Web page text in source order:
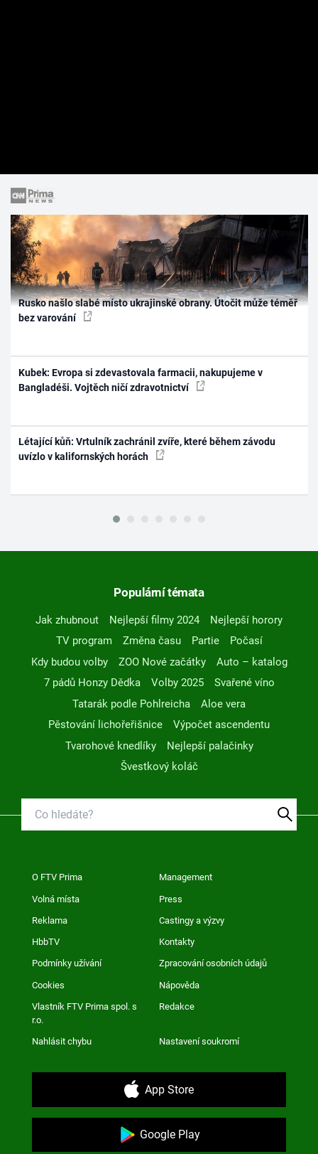
Rusko našlo slabé místo ukrajinské obrany. Útočit může téměř
bez varování
Kubek: Evropa si zdevastovala farmacii, nakupujeme v
Bangladéši. Vojtěch ničí zdravotnictví
Létající kůň: Vrtulník zachránil zvíře, které během závodu
uvízlo v kalifornských horách
Populární témata
Jak zhubnout Nejlepší filmy 2024
Nejlepší horory
TV program
Změna času Partie
Počasí
Kdy budou volby
ZOO Nové začátky
Auto – katalog
7 pádů Honzy Dědka
Volby 2025
Svařené víno
Tatarák podle Pohlreicha
Aloe vera
Pěstování lichořeřišnice
Výpočet ascendentu
Tvarohové knedlíky
Nejlepší palačinky
Švestkový koláč
O FTV Prima Management
Volná místa Press
Reklama Castingy a výzvy
HbbTV Kontakty
Podmínky užívání Zpracování osobních údajů
Cookies Nápověda
Vlastník FTV Prima spol. s
r.o.
Redakce
Nahlásit chybu Nastavení soukromí
App Store
Google Play